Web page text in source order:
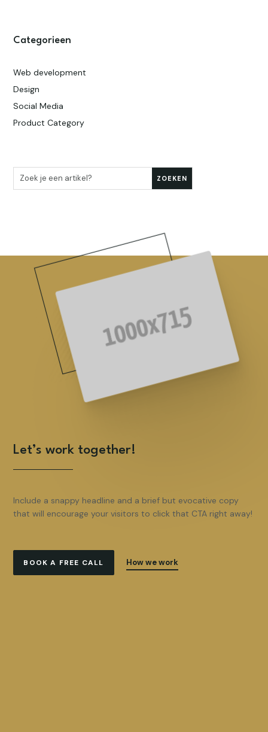
Categorieen
Web development
Design
Social Media
Product Category
Let’s work together!
Include a snappy headline and a brief but evocative copy
that will encourage your visitors to click that CTA right away!
BOOK A FREE CALL How we work